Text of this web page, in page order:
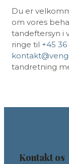
Du er
om vores
tandeftersyn i
ringe til +45
tandretning
Kontakt os